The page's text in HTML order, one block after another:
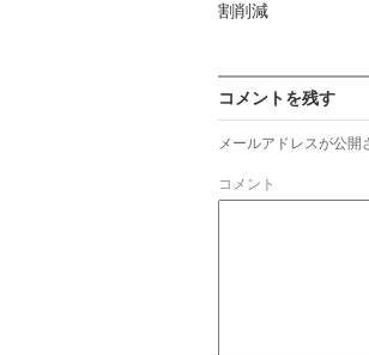
割削減
コメントを残す
メールアドレスが公開
コメント